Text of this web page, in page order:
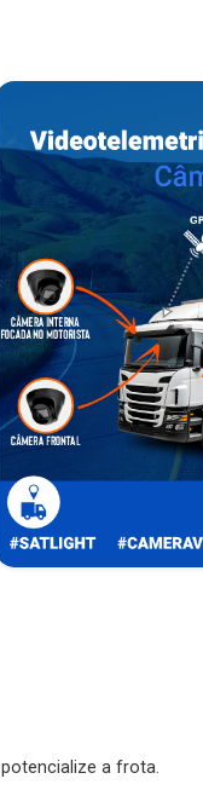
a frota.